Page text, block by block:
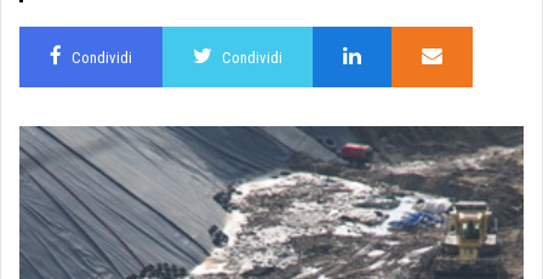
Condividi Condividi